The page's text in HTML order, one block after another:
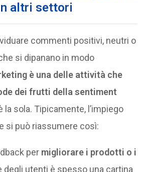
altri settori
commenti positivi, neutri o
si dipanano in modo
è una delle attività che
dei frutti della sentiment
la sola. Tipicamente, l’impiego
si può riassumere così:
per migliorare i prodotti o i
degli utenti è spesso una cartina